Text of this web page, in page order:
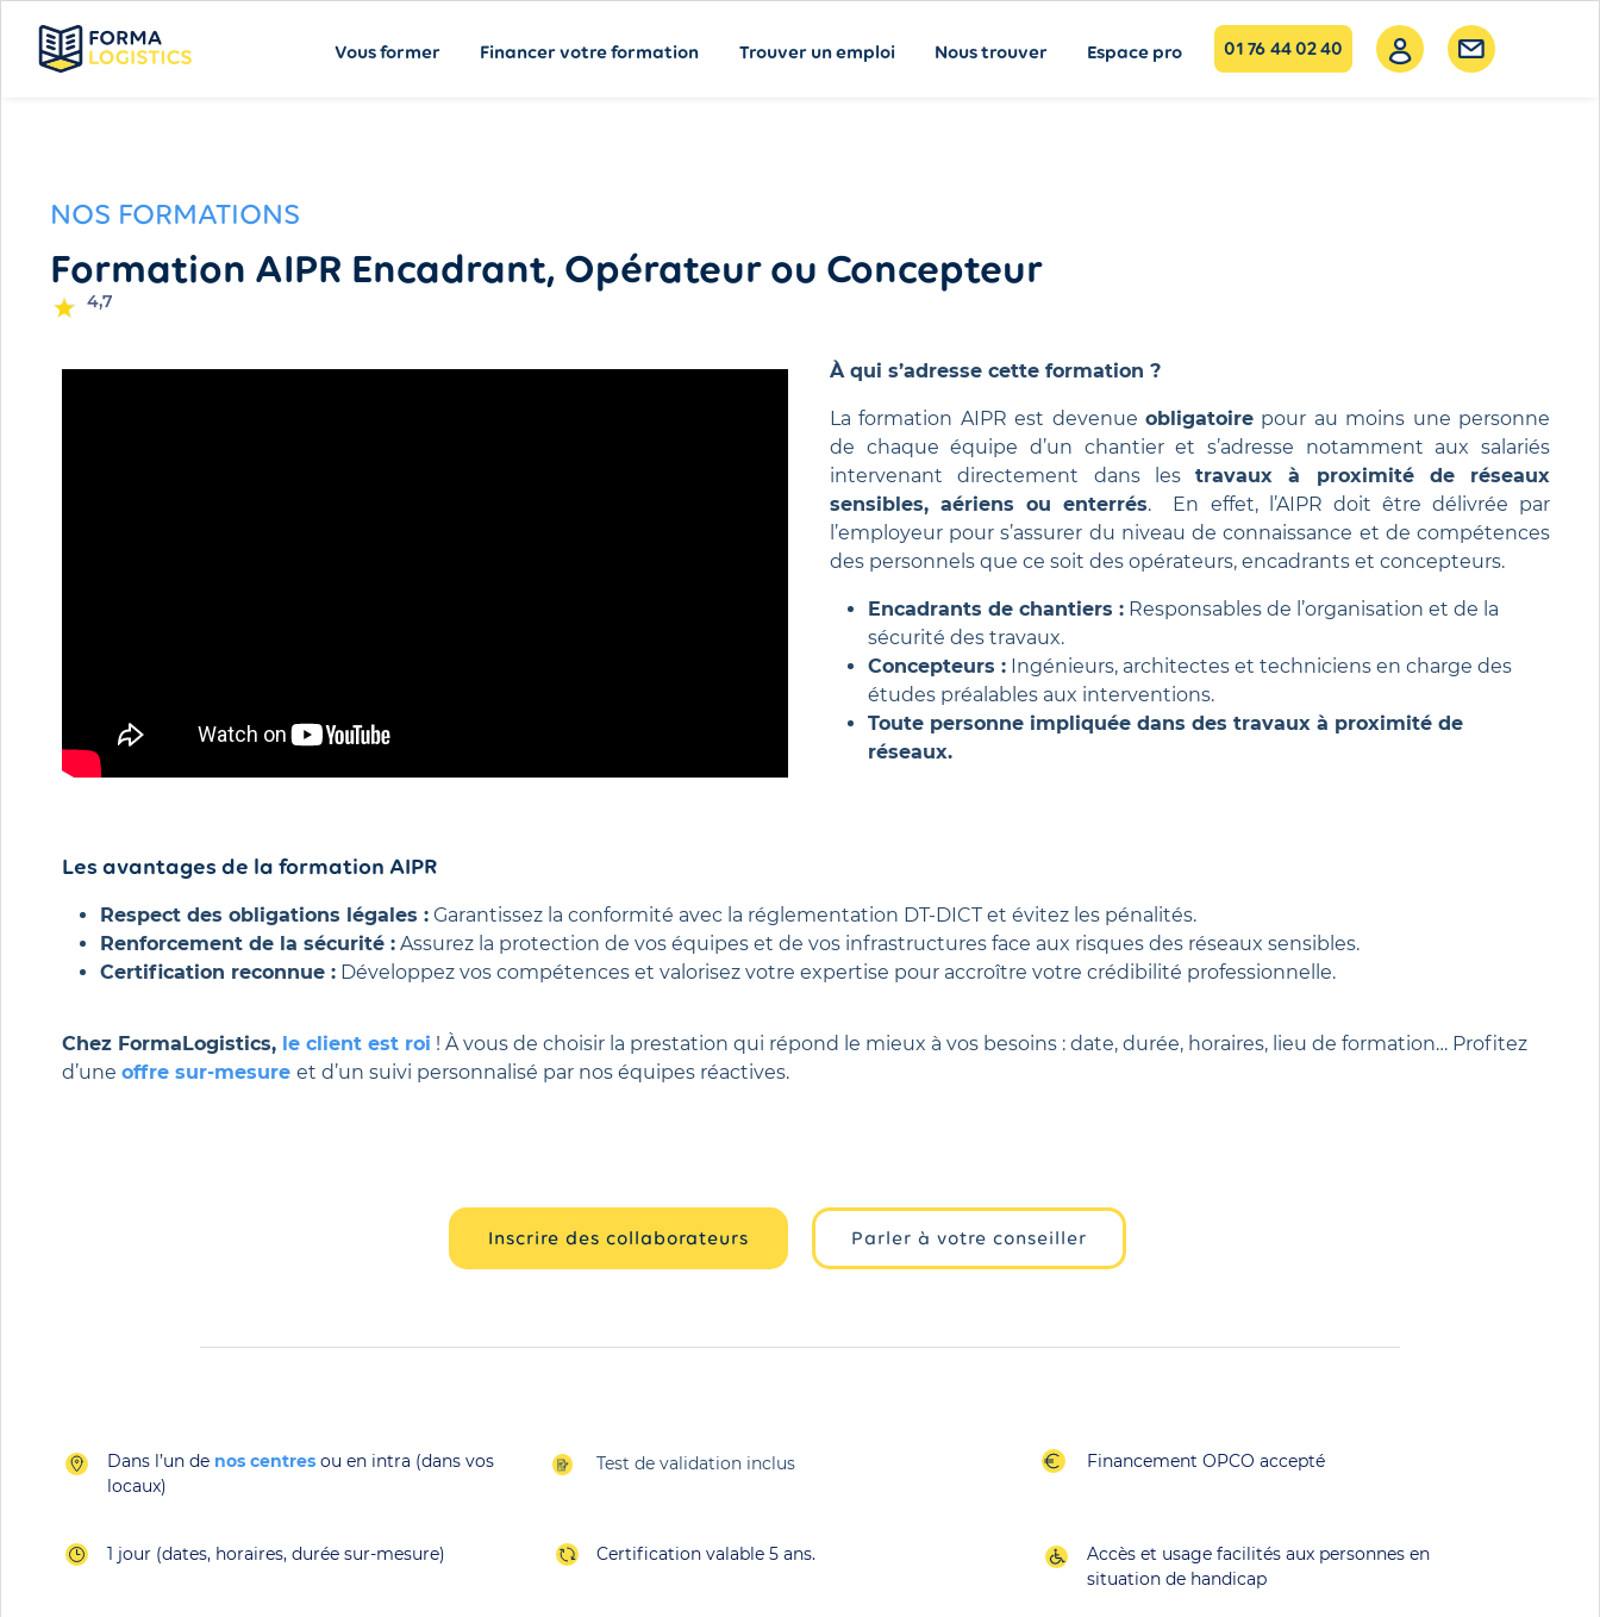
Vous former Financer votre formation Trouver un emploi Nous trouver Espace pro 01 76 44 02 40
NOS FORMATIONS
Formation AIPR Encadrant, Opérateur ou Concepteur
4,7
À qui s’adresse cette formation ?
La formation AIPR est devenue obligatoire pour au moins une personne
de chaque équipe d’un chantier et s’adresse notamment aux salariés
intervenant directement dans les travaux à proximité de réseaux
sensibles, aériens ou enterrés. En effet, l’AIPR doit être délivrée par
l’employeur pour s’assurer du niveau de connaissance et de compétences
des personnels que ce soit des opérateurs, encadrants et concepteurs.
Encadrants de chantiers : Responsables de l’organisation et de la
sécurité des travaux.
Concepteurs : Ingénieurs, architectes et techniciens en charge des
études préalables aux interventions.
Toute personne impliquée dans des travaux à proximité de
réseaux.
Les avantages de la formation AIPR
Respect des obligations légales : Garantissez la conformité avec la réglementation DT-DICT et évitez les pénalités.
Renforcement de la sécurité : Assurez la protection de vos équipes et de vos infrastructures face aux risques des réseaux sensibles.
Certification reconnue : Développez vos compétences et valorisez votre expertise pour accroître votre crédibilité professionnelle.
Chez FormaLogistics, le client est roi ! À vous de choisir la prestation qui répond le mieux à vos besoins : date, durée, horaires, lieu de formation… Profitez
d’une offre sur-mesure et d’un suivi personnalisé par nos équipes réactives.
Inscrire des collaborateurs Parler à votre conseiller
Dans l’un de nos centresou en intra (dans vos
locaux)
Test de validation inclus Financement OPCO accepté
1 jour (dates, horaires, durée sur-mesure) Certification valable 5 ans.
Accès et usage facilités aux personnes en
situation de handicap